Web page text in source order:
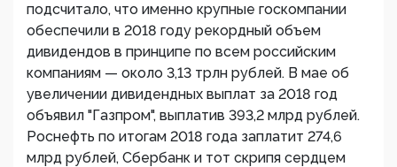
подсчитало, что именно крупные госкомпании
обеспечили в 2018 году рекордный объем
дивидендов в принципе по всем российским
компаниям — около 3,13 трлн рублей. В мае об
увеличении дивидендных выплат за 2018 год
объявил "Газпром", выплатив 393,2 млрд рублей.
Роснефть по итогам 2018 года заплатит 274,6
млрд рублей, Сбербанк и тот скрипя сердцем